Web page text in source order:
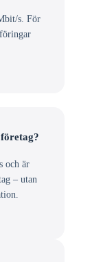
s. För
och är
– utan